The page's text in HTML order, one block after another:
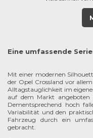
Eine umfassende
Mit einer modernen
der Opel Crossland vor
Alltagstauglichkeit im
auf dem Markt angeboten
Dementsprechend hoch
Variabilität und den
Fahrzeug durch ein
gebracht.